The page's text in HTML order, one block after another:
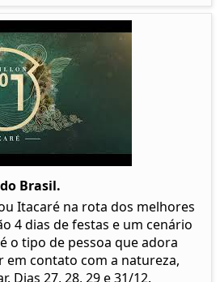
Brasil.
Itacaré na rota dos melhores
4 dias de festas e um cenário
o tipo de pessoa que adora
em contato com a natureza,
Dias 27, 28, 29 e 31/12.